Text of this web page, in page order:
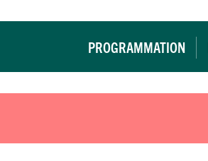
PROGRAMMATION